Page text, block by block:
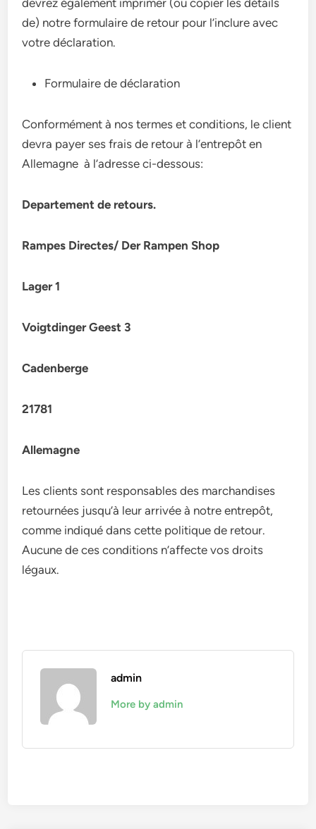
devrez également imprimer (ou copier les détails
de) notre formulaire de retour pour l’inclure avec
votre déclaration.
Formulaire de déclaration
Conformément à nos termes et conditions, le client
devra payer ses frais de retour à l’entrepôt en
Allemagne à l’adresse ci-dessous:
Departement de retours.
Rampes Directes/ Der Rampen Shop
Lager 1
Voigtdinger Geest 3
Cadenberge
21781
Allemagne
Les clients sont responsables des marchandises
retournées jusqu’à leur arrivée à notre entrepôt,
comme indiqué dans cette politique de retour.
Aucune de ces conditions n’affecte vos droits
légaux.
admin
More by admin